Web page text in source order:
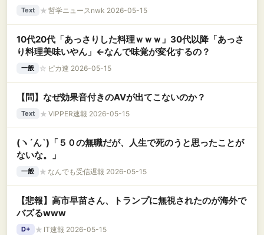
Text ★ 哲学ニュースnwk 2026-05-15
10代20代「あっさりした料理ｗｗｗ」30代以降「あっさ
り料理美味いやん」←なんで味覚が変化するの？
一般 ☆ ピカ速 2026-05-15
【問】なぜ効果音付きのAVが出てこないのか？
Text ★ VIPPER速報 2026-05-15
(ヽ´ん`)「５０の無職だが、人生で死のうと思ったことが
ないな。」
一般 ★ なんでも受信遅報 2026-05-15
【悲報】高市早苗さん、トランプに無視されたのが海外で
バズるwww
D+ ★ IT速報 2026-05-15